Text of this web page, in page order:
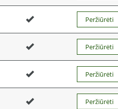
Peržiūrėti
Peržiūrėti
Peržiūrėti
Peržiūrėti